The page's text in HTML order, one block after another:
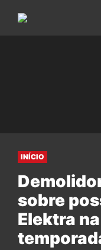
INÍCIO
sobre
Elektra